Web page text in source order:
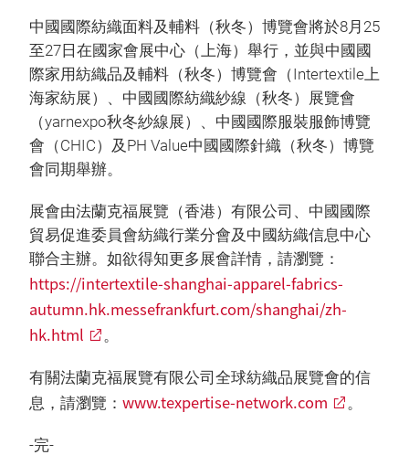
中國國際紡織面料及輔料（秋冬）博覽會將於8月25
至27日在國家會展中心（上海）舉行，並與中國國
際家用紡織品及輔料（秋冬）博覽會（Intertextile上
海家紡展）、中國國際紡織紗線（秋冬）展覽會
（yarnexpo秋冬紗線展）、中國國際服裝服飾博覽
會（CHIC）及PH Value中國國際針織（秋冬）博覽
會同期舉辦。
展會由法蘭克福展覽（香港）有限公司、中國國際
貿易促進委員會紡織行業分會及中國紡織信息中心
聯合主辦。如欲得知更多展會詳情，請瀏覽：
https://intertextile-shanghai-apparel-fabrics-
autumn.hk.messefrankfurt.com/shanghai/zh-
hk.html
。
有關法蘭克福展覽有限公司全球紡織品展覽會的信
息，請瀏覽： www.texpertise-network.com 。
-完-